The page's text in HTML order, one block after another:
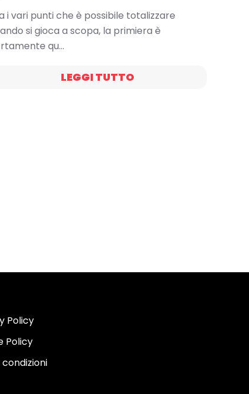
i vari punti che è possibile totalizzare
si gioca a scopa, la primiera è
qu…
LEGGI TUTTO
Policy
Policy